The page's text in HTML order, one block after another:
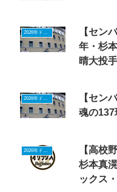
【セン
年・杉
晴大投
2026年ドラフトニュース
【セン
魂の137
2026年ドラフトニュース
【高校
杉本真
ックス